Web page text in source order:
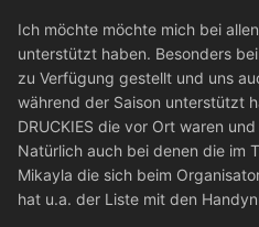
Ich möchte möchte mich bei
unterstützt haben. Besonders
zu Verfügung gestellt und uns
während der Saison unterstützt
DRUCKIES die vor Ort waren
Natürlich auch bei denen die im
Mikayla die sich beim
hat u.a. der Liste mit den